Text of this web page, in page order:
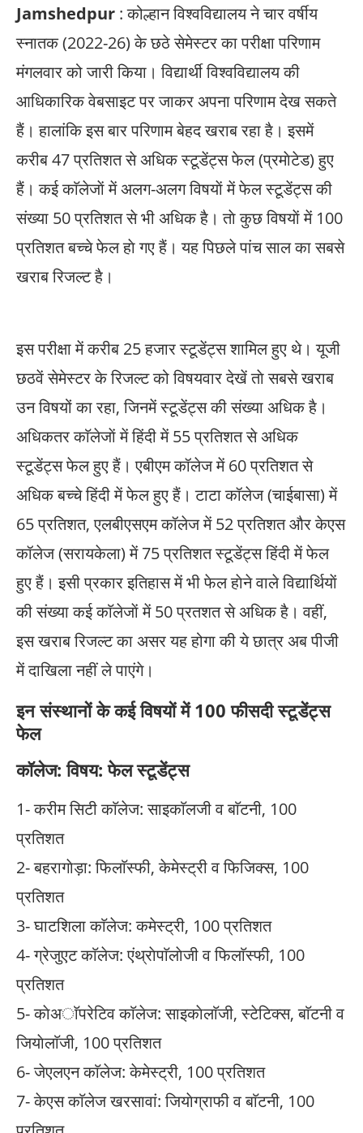
Jamshedpur : कोल्हान विश्वविद्यालय ने चार वर्षीय
स्नातक (2022-26) के छठे सेमेस्टर का परीक्षा परिणाम
मंगलवार को जारी किया। विद्यार्थी विश्वविद्यालय की
आधिकारिक वेबसाइट पर जाकर अपना परिणाम देख सकते
हैं। हालांकि इस बार परिणाम बेहद खराब रहा है। इसमें
करीब 47 प्रतिशत से अधिक स्टूडेंट्स फेल (प्रमाेटेड) हुए
हैं। कई काॅलेजाें में अलग-अलग विषयाें में फेल स्टूडेंट्स की
संख्या 50 प्रतिशत से भी अधिक है। ताे कुछ विषयाें में 100
प्रतिशत बच्चे फेल हाे गए हैं। यह पिछले पांच साल का सबसे
खराब रिजल्ट है।
इस परीक्षा में करीब 25 हजार स्टूडेंट्स शामिल हुए थे। यूजी
छठवें सेमेस्टर के रिजल्ट को विषयवार देखें ताे सबसे खराब
उन विषयों का रहा, जिनमें स्टूडेंट्स की संख्या अधिक है।
अधिकतर काॅलेजाें में हिंदी में 55 प्रतिशत से अधिक
स्टूडेंट्स फेल हुए हैं। एबीएम कॉलेज में 60 प्रतिशत से
अधिक बच्चे हिंदी में फेल हुए हैं। टाटा कॉलेज (चाईबासा) में
65 प्रतिशत, एलबीएसएम कॉलेज में 52 प्रतिशत और केएस
कॉलेज (सरायकेला) में 75 प्रतिशत स्टूडेंट्स हिंदी में फेल
हुए हैं। इसी प्रकार इतिहास में भी फेल हाेने वाले विद्यार्थियाें
की संख्या कई काॅलेजाें में 50 प्रतशत से अधिक है। वहीं,
इस खराब रिजल्ट का असर यह होगा की ये छात्र अब पीजी
में दाखिला नहीं ले पाएंगे।
इन संस्थानों के कई विषयों में 100 फीसदी स्टूडेंट्स
फेल
कॉलेज: विषय: फेल स्टूडेंट्स
1- करीम सिटी काॅलेज: साइकाॅलजी व बाॅटनी, 100
प्रतिशत
2- बहरागाेड़ा: फिलाॅस्फी, केमेस्ट्री व फिजिक्स, 100
प्रतिशत
3- घाटशिला काॅलेज: कमेस्ट्री, 100 प्रतिशत
4- ग्रेजुएट काॅलेज: एंथ्राेपाॅलाेजी व फिलाॅस्फी, 100
प्रतिशत
5- काेअाॅपरेटिव काॅलेज: साइकाेलाॅजी, स्टेटिक्स, बाॅटनी व
जियाेलाॅजी, 100 प्रतिशत
6- जेएलएन काॅलेज: केमेस्ट्री, 100 प्रतिशत
7- केएस काॅलेज खरसावां: जियाेग्राफी व बाॅटनी, 100